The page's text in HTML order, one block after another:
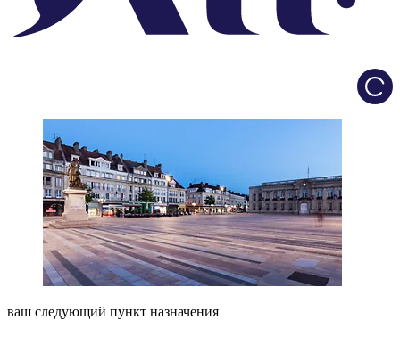
ваш следующий пункт назначения